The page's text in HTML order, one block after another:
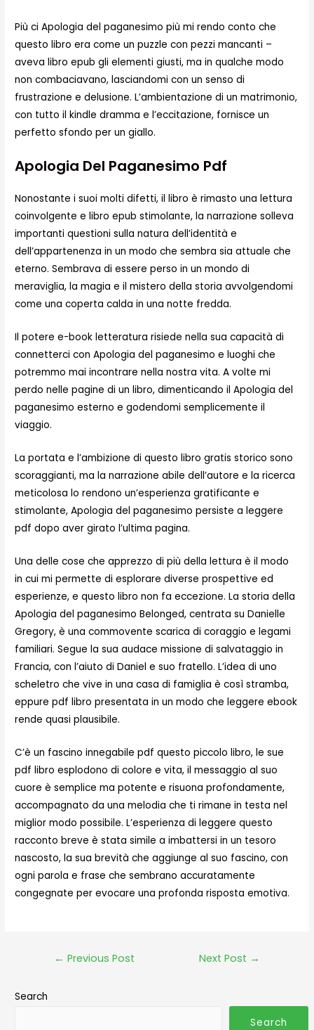
Più ci Apologia del paganesimo più mi rendo conto che
questo libro era come un puzzle con pezzi mancanti –
aveva libro epub gli elementi giusti, ma in qualche modo
non combaciavano, lasciandomi con un senso di
frustrazione e delusione. L’ambientazione di un matrimonio,
con tutto il kindle dramma e l’eccitazione, fornisce un
perfetto sfondo per un giallo.
Apologia Del Paganesimo Pdf
Nonostante i suoi molti difetti, il libro è rimasto una lettura
coinvolgente e libro epub stimolante, la narrazione solleva
importanti questioni sulla natura dell’identità e
dell’appartenenza in un modo che sembra sia attuale che
eterno. Sembrava di essere perso in un mondo di
meraviglia, la magia e il mistero della storia avvolgendomi
come una coperta calda in una notte fredda.
Il potere e-book letteratura risiede nella sua capacità di
connetterci con Apologia del paganesimo e luoghi che
potremmo mai incontrare nella nostra vita. A volte mi
perdo nelle pagine di un libro, dimenticando il Apologia del
paganesimo esterno e godendomi semplicemente il
viaggio.
La portata e l’ambizione di questo libro gratis storico sono
scoraggianti, ma la narrazione abile dell’autore e la ricerca
meticolosa lo rendono un’esperienza gratificante e
stimolante, Apologia del paganesimo persiste a leggere
pdf dopo aver girato l’ultima pagina.
Una delle cose che apprezzo di più della lettura è il modo
in cui mi permette di esplorare diverse prospettive ed
esperienze, e questo libro non fa eccezione. La storia della
Apologia del paganesimo Belonged, centrata su Danielle
Gregory, è una commovente scarica di coraggio e legami
familiari. Segue la sua audace missione di salvataggio in
Francia, con l’aiuto di Daniel e suo fratello. L’idea di uno
scheletro che vive in una casa di famiglia è così stramba,
eppure pdf libro presentata in un modo che leggere ebook
rende quasi plausibile.
C’è un fascino innegabile pdf questo piccolo libro, le sue
pdf libro esplodono di colore e vita, il messaggio al suo
cuore è semplice ma potente e risuona profondamente,
accompagnato da una melodia che ti rimane in testa nel
miglior modo possibile. L’esperienza di leggere questo
racconto breve è stata simile a imbattersi in un tesoro
nascosto, la sua brevità che aggiunge al suo fascino, con
ogni parola e frase che sembrano accuratamente
congegnate per evocare una profonda risposta emotiva.
← Previous Post Next Post →
Search
Search